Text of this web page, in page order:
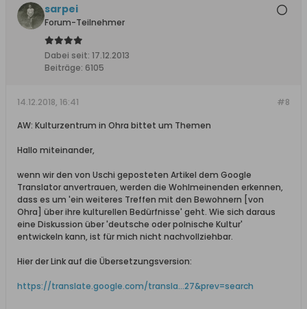
sarpei
Forum-Teilnehmer
Dabei seit: 17.12.2013
Beiträge: 6105
#8
14.12.2018, 16:41
AW: Kulturzentrum in Ohra bittet um Themen
Hallo miteinander,
wenn wir den von Uschi geposteten Artikel dem Google
Translator anvertrauen, werden die Wohlmeinenden erkennen,
dass es um 'ein weiteres Treffen mit den Bewohnern [von
Ohra] über ihre kulturellen Bedürfnisse' geht. Wie sich daraus
eine Diskussion über 'deutsche oder polnische Kultur'
entwickeln kann, ist für mich nicht nachvollziehbar.
Hier der Link auf die Übersetzungsversion:
https://translate.google.com/transla...27&prev=search